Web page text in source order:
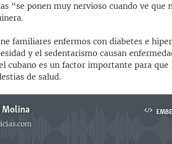
“se ponen muy nervioso cuando ve que
familiares enfermos con diabetes e
y el sedentarismo causan
cubano es un factor importante para que
de salud.
Molina
media source currently available